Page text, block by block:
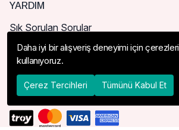
YARDIM
Sık Sorulan Sorular
Nasıl Sipariş Verebilirim?
Kargo ve Teslimat
İade, İptal ve Değişim
Daha iyi bir alışveriş deneyimi için çerezleri
kullanıyoruz.
Çerez Tercihleri Tümünü Kabul Et